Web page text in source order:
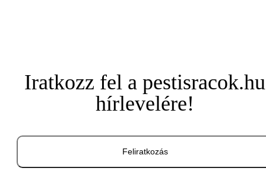
Iratkozz fel a pestisracok.hu
hírlevelére!
Feliratkozás